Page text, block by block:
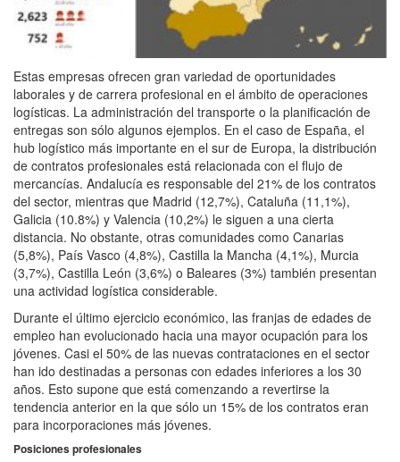
Estas empresas ofrecen gran variedad de oportunidades
laborales y de carrera profesional en el ámbito de operaciones
logísticas. La administración del transporte o la planificación de
entregas son sólo algunos ejemplos. En el caso de España, el
hub logístico más importante en el sur de Europa, la distribución
de contratos profesionales está relacionada con el flujo de
mercancías. Andalucía es responsable del 21% de los contratos
del sector, mientras que Madrid (12,7%), Cataluña (11,1%),
Galicia (10.8%) y Valencia (10,2%) le siguen a una cierta
distancia. No obstante, otras comunidades como Canarias
(5,8%), País Vasco (4,8%), Castilla la Mancha (4,1%), Murcia
(3,7%), Castilla León (3,6%) o Baleares (3%) también presentan
una actividad logística considerable.
Durante el último ejercicio económico, las franjas de edades de
empleo han evolucionado hacia una mayor ocupación para los
jóvenes. Casi el 50% de las nuevas contrataciones en el sector
han ido destinadas a personas con edades inferiores a los 30
años. Esto supone que está comenzando a revertirse la
tendencia anterior en la que sólo un 15% de los contratos eran
para incorporaciones más jóvenes.
Posiciones profesionales